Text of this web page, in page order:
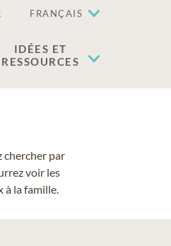
FRANÇAIS
IDÉES ET
RESSOURCES
chercher par
voir les
à la famille.